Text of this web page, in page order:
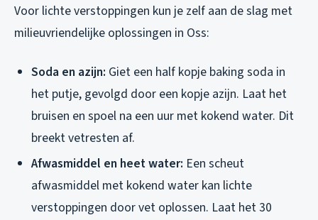
Voor lichte verstoppingen kun je zelf aan de slag met
milieuvriendelijke oplossingen in Oss:
Soda en azijn: Giet een half kopje baking soda in
het putje, gevolgd door een kopje azijn. Laat het
bruisen en spoel na een uur met kokend water. Dit
breekt vetresten af.
Afwasmiddel en heet water: Een scheut
afwasmiddel met kokend water kan lichte
verstoppingen door vet oplossen. Laat het 30